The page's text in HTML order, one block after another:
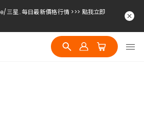
星..每日最新價格行情 >>> 點我立即
三星..每日最新價格行情 >>> 點我立即
三星..每日最新價格行情 >>> 點我立即